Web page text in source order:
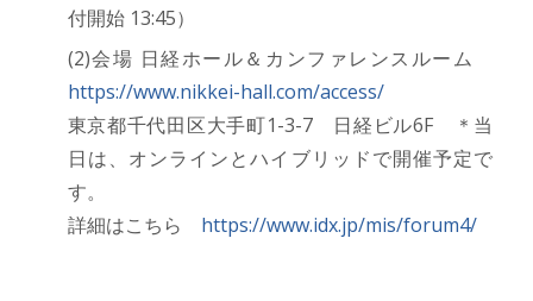
付開始 13:45）
(2)会場 日経ホール＆カンファレンスルーム
https://www.nikkei-hall.com/access/
東京都千代田区大手町1-3-7 日経ビル6F ＊当
日は、オンラインとハイブリッドで開催予定で
す。
詳細はこちら https://www.idx.jp/mis/forum4/